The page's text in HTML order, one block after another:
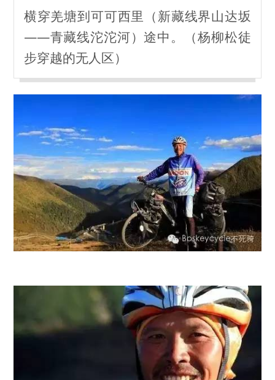
横穿羌塘到可可西里（新藏线界山达坂
——青藏线沱沱河）途中。
（杨柳松徒
步穿越的无人区）